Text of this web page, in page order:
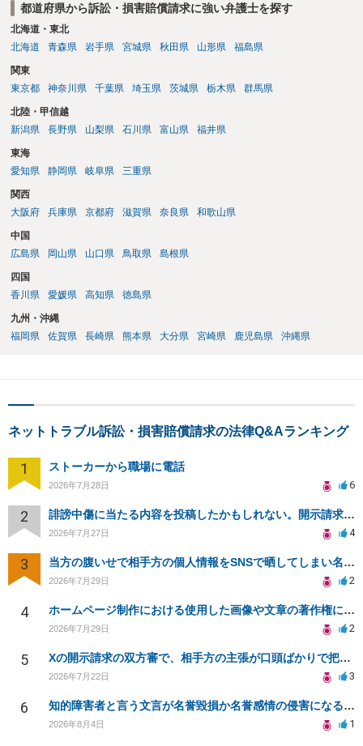
都道府県から訴訟・損害賠償請求に強い弁護士を探す
北海道・東北
北海道
青森県 岩手県 宮城県 秋田県 山形県 福島県
関東
東京都
神奈川県 千葉県 埼玉県 茨城県 栃木県 群馬県
北陸・甲信越
新潟県
長野県 山梨県 石川県 富山県 福井県
東海
愛知県
静岡県 岐阜県 三重県
関西
大阪府
兵庫県 京都府 滋賀県 奈良県 和歌山県
中国
広島県
岡山県 山口県 鳥取県 島根県
四国
香川県
愛媛県 高知県 徳島県
九州・沖縄
福岡県
佐賀県 長崎県 熊本県 大分県 宮崎県 鹿児島県 沖縄県
ネットトラブル訴訟・損害賠償請求の法律Q&Aランキング
1 ストーカーから職場に電話
2026年7月28日 6
2 誹謗中傷に当たる内容を投稿したかもしれない。開示請求や民事刑事裁判に発展しうるのか教えて欲しい。
2026年7月27日 4
3 当方の腹いせで相手方の個人情報をSNSで晒してしまい名誉毀損させてしまったかもしれない
2026年7月29日 2
4 ホームページ制作における使用した画像や文章の著作権について
2026年7月29日 2
5 Xの開示請求の双方審で、相手方の主張が口頭ばかりで把握しきれません
2026年7月22日 3
6 知的障害者と言う文言が名誉毀損か名誉感情の侵害になるか教えてほしい。
2026年8月4日 1